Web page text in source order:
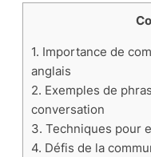
1. Importance de
anglais
2. Exemples de
conversation
3. Techniques pour
4. Défis de la